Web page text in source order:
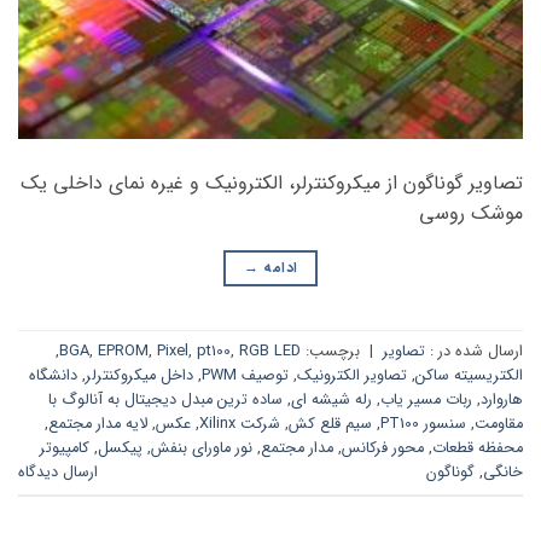
تصاویر گوناگون از میکروکنترلر، الکترونیک و غیره نمای داخلی یک
موشک روسی
ادامه →
ارسال شده در : تصاویر | برچسب: BGA, EPROM, Pixel, pt100, RGB LED
,
الکتریسیته ساکن, تصاویر الکترونیک, توصیف PWM , داخل میکروکنترلر, دانشگاه
هاروارد, ربات مسیر یاب, رله شیشه ای, ساده ترین مبدل دیجیتال به آنالوگ با
مقاومت, سنسور PT100 , سیم قلع کش, شرکت Xilinx , عکس, لایه مدار مجتمع,
محفظه قطعات, محور فرکانس, مدار مجتمع, نور ماورای بنفش, پیکسل, کامپیوتر
خانگی, گوناگون ارسال دیدگاه